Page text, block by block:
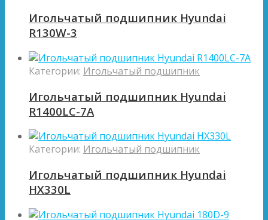
Игольчатый подшипник Hyundai
R130W-3
Категории: Игольчатый подшипник
Игольчатый подшипник Hyundai
R1400LC-7A
Категории: Игольчатый подшипник
Игольчатый подшипник Hyundai
HX330L